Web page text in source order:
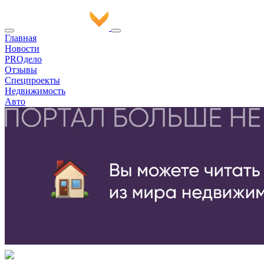
Главная
Новости
PROдело
Отзывы
Спецпроекты
Недвижимость
Авто